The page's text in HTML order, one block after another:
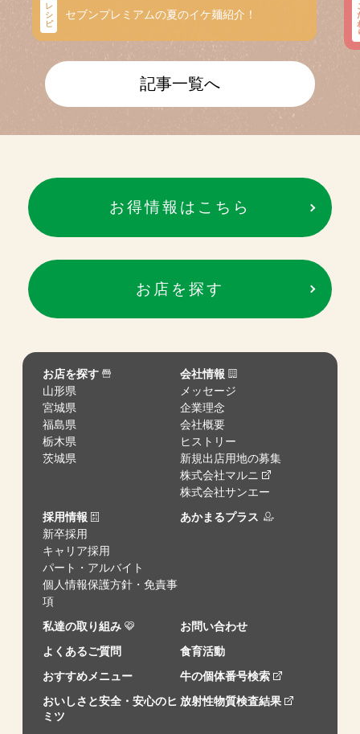
レ
シ
ピ
セブンプレミアムの夏のイケ麺紹介！
記事一覧へ
お得情報はこちら
お店を探す
お店を探す
山形県
宮城県
福島県
栃木県
茨城県
会社情報
メッセージ
企業理念
会社概要
ヒストリー
新規出店用地の募集
株式会社マルニ
株式会社サンエー
採用情報
新卒採用
キャリア採用
パート・アルバイト
個人情報保護方針・免責事
項
あかまるプラス
私達の取り組み
お問い合わせ
よくあるご質問
食育活動
おすすめメニュー
牛の個体番号検索
おいしさと安全・安心のヒ
ミツ
放射性物質検査結果